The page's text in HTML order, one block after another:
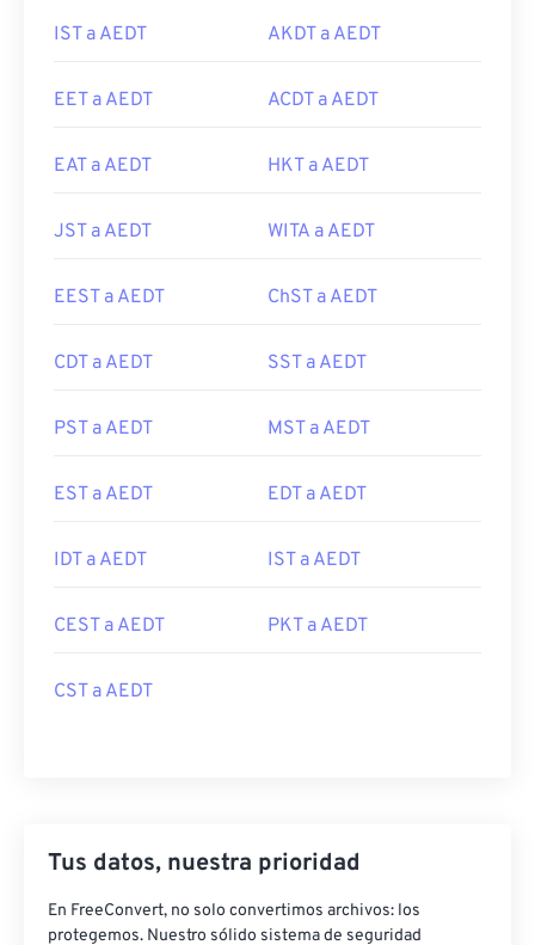
IST a AEDT AKDT a AEDT
EET a AEDT ACDT a AEDT
EAT a AEDT HKT a AEDT
JST a AEDT WITA a AEDT
EEST a AEDT ChST a AEDT
CDT a AEDT SST a AEDT
PST a AEDT MST a AEDT
EST a AEDT EDT a AEDT
IDT a AEDT IST a AEDT
CEST a AEDT PKT a AEDT
CST a AEDT
Tus datos, nuestra prioridad
En FreeConvert, no solo convertimos archivos: los
protegemos. Nuestro sólido sistema de seguridad